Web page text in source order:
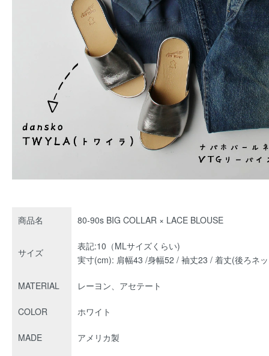
商品名 80-90s BIG COLLAR × LACE BLOUSE
サイズ
表記:10（MLサイズくらい)
実寸(cm): 肩幅43 /身幅52 / 袖丈23 / 着丈(後ろネ
MATERIAL レーヨン、アセテート
COLOR ホワイト
MADE アメリカ製